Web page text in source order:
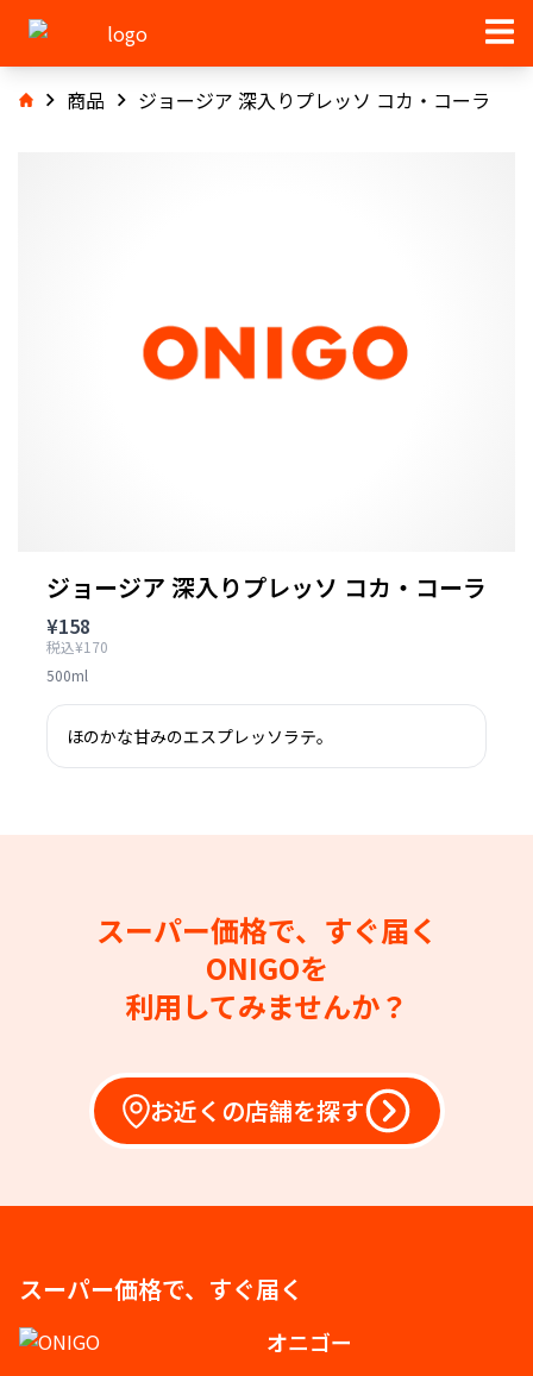
商品 ジョージア 深入りプレッソ コカ・コーラ
ジョージア 深入りプレッソ コカ・コーラ
¥158
税込¥170
500ml
ほのかな甘みのエスプレッソラテ。
スーパー価格で、すぐ届く
ONIGOを
利用してみませんか？
お近くの店舗を探す
スーパー価格で、すぐ届く
オニゴー